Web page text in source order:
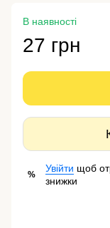
В наявності
27 грн
%
Увійти щоб
знижки